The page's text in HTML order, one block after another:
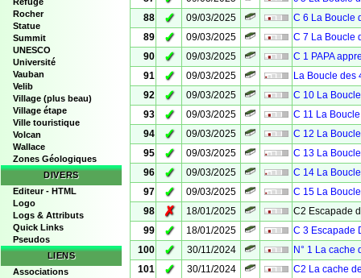
Rocher
Statue
Summit
UNESCO
Université
Vauban
Velib
Village (plus beau)
Village étape
Ville touristique
Volcan
Wallace
Zones Géologiques
DIVERS
Editeur - HTML
Logo
Logs & Attributs
Quick Links
Pseudos
LIENS
Associations
88
✓ 09/03/2025
C 6 La Boucle
89
✓ 09/03/2025
C 7 La Boucle
90
✓ 09/03/2025
C 1 PAPA
91
✓ 09/03/2025
La Boucle des
92
✓ 09/03/2025
C 10 La
93
✓ 09/03/2025
C 11 La
94
✓ 09/03/2025
C 12 La
95
✓ 09/03/2025
C 13 La
96
✓ 09/03/2025
C 14 La
97
✓ 09/03/2025
C 15 La
98
✗ 18/01/2025
C2 Escapade
99
✓ 18/01/2025
C 3 Escapade
100
✓ 30/11/2024
N° 1 La cache
101
✓ 30/11/2024
C2 La cache